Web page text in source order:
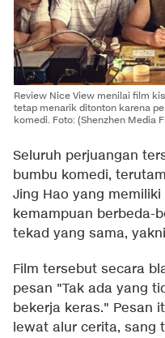
Review Nice View menilai film
tetap menarik ditonton karena
komedi. Foto: (Shenzhen Media
Seluruh perjuangan
bumbu komedi,
Jing Hao yang
kemampuan berbeda-
tekad yang sama,
Film tersebut secara
pesan "Tak ada yang
bekerja keras." Pesan
lewat alur cerita, sang